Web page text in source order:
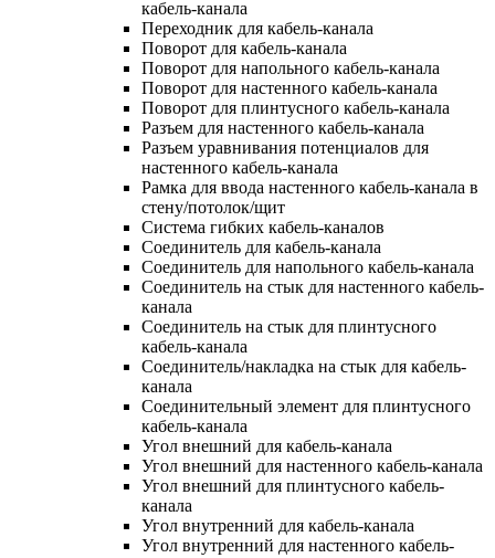
кабель-канала
Переходник для кабель-канала
Поворот для кабель-канала
Поворот для напольного кабель-канала
Поворот для настенного кабель-канала
Поворот для плинтусного кабель-канала
Разъем для настенного кабель-канала
Разъем уравнивания потенциалов для
настенного кабель-канала
Рамка для ввода настенного кабель-канала в
стену/потолок/щит
Система гибких кабель-каналов
Соединитель для кабель-канала
Соединитель для напольного кабель-канала
Соединитель на стык для настенного кабель-
канала
Соединитель на стык для плинтусного
кабель-канала
Соединитель/накладка на стык для кабель-
канала
Соединительный элемент для плинтусного
кабель-канала
Угол внешний для кабель-канала
Угол внешний для настенного кабель-канала
Угол внешний для плинтусного кабель-
канала
Угол внутренний для кабель-канала
Угол внутренний для настенного кабель-